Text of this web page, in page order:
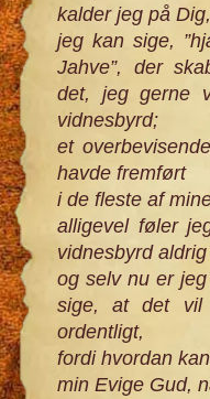
kalder jeg på
jeg kan sige,
Jahve”, der
det, jeg gerne
vidnesbyrd;
et
havde fremført
i de fleste af
alligevel føler
vidnesbyrd
og selv nu er
sige, at det vil
ordentligt,
fordi hvordan
min Evige Gud,